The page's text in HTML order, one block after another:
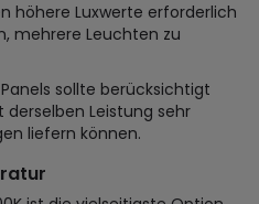
höhere Luxwerte erforderlich
mehrere Leuchten zu
sollte berücksichtigt
derselben Leistung sehr
liefern können.